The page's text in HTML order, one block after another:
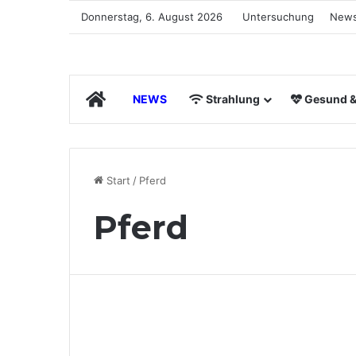
Donnerstag, 6. August 2026 Untersuchung
NEWS Strahlung Gesund
Start / Pferd
Pferd